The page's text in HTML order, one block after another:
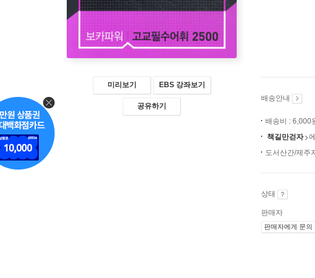
미리보기 EBS 강좌보기
공유하기
배송안내
배송비 : 6,000
책길만걷자
도서산간/제주
상태
판매자
판매자에게 문의